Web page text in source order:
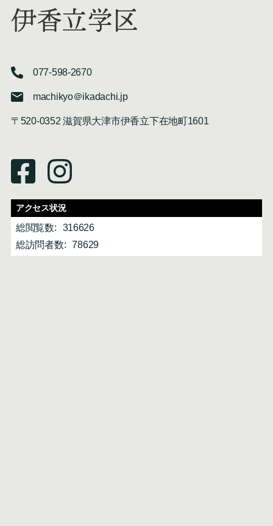
伊香立学区
077-598-2670
machikyo＠ikadachi.jp
〒520-0352 滋賀県大津市伊香立下在地町1601
アクセス状況
総閲覧数:
316626
総訪問者数:
78629